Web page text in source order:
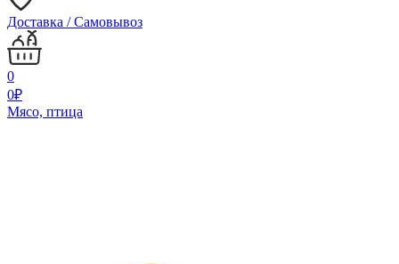
Доставка / Самовывоз
0
0₽
Мясо, птица